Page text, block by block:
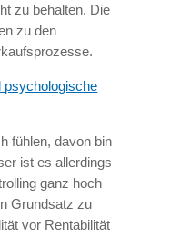
zu behalten. Die
zu den
psychologische
fühlen, davon bin
ist es allerdings
ganz hoch
Grundsatz zu
vor Rentabilität